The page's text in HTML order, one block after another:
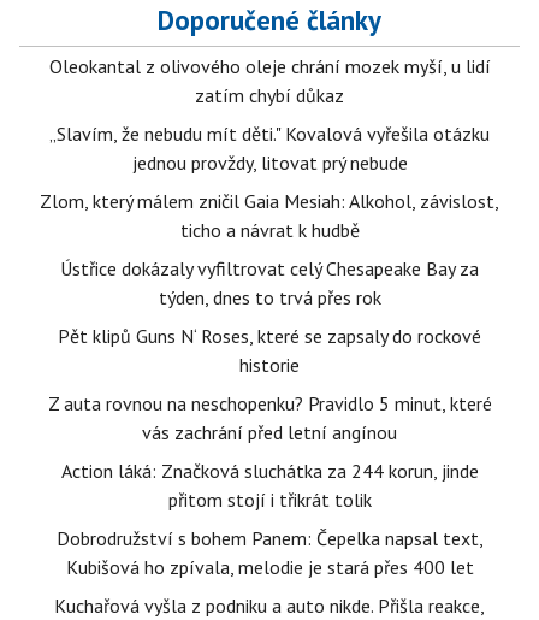
Doporučené články
Oleokantal z olivového oleje chrání mozek myší, u lidí
zatím chybí důkaz
„Slavím, že nebudu mít děti." Kovalová vyřešila otázku
jednou provždy, litovat prý nebude
Zlom, který málem zničil Gaia Mesiah: Alkohol, závislost,
ticho a návrat k hudbě
Ústřice dokázaly vyfiltrovat celý Chesapeake Bay za
týden, dnes to trvá přes rok
Pět klipů Guns N‘ Roses, které se zapsaly do rockové
historie
Z auta rovnou na neschopenku? Pravidlo 5 minut, které
vás zachrání před letní angínou
Action láká: Značková sluchátka za 244 korun, jinde
přitom stojí i třikrát tolik
Dobrodružství s bohem Panem: Čepelka napsal text,
Kubišová ho zpívala, melodie je stará přes 400 let
Kuchařová vyšla z podniku a auto nikde. Přišla reakce,